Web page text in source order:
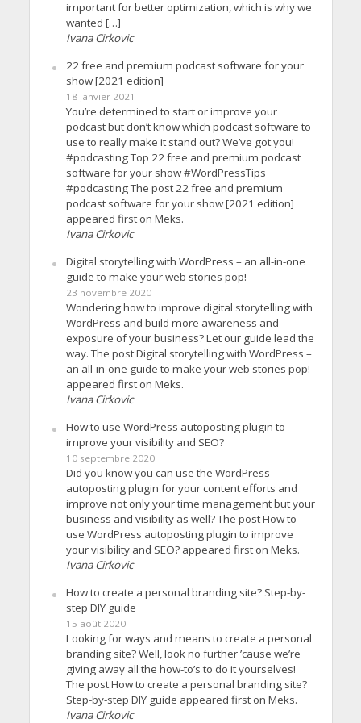
important for better optimization, which is why we
wanted […]
Ivana Cirkovic
22 free and premium podcast software for your
show [2021 edition]
18 janvier 2021
You’re determined to start or improve your
podcast but don’t know which podcast software to
use to really make it stand out? We’ve got you!
#podcasting Top 22 free and premium podcast
software for your show #WordPressTips
#podcasting The post 22 free and premium
podcast software for your show [2021 edition]
appeared first on Meks.
Ivana Cirkovic
Digital storytelling with WordPress – an all-in-one
guide to make your web stories pop!
23 novembre 2020
Wondering how to improve digital storytelling with
WordPress and build more awareness and
exposure of your business? Let our guide lead the
way. The post Digital storytelling with WordPress –
an all-in-one guide to make your web stories pop!
appeared first on Meks.
Ivana Cirkovic
How to use WordPress autoposting plugin to
improve your visibility and SEO?
10 septembre 2020
Did you know you can use the WordPress
autoposting plugin for your content efforts and
improve not only your time management but your
business and visibility as well? The post How to
use WordPress autoposting plugin to improve
your visibility and SEO? appeared first on Meks.
Ivana Cirkovic
How to create a personal branding site? Step-by-
step DIY guide
15 août 2020
Looking for ways and means to create a personal
branding site? Well, look no further ’cause we’re
giving away all the how-to’s to do it yourselves!
The post How to create a personal branding site?
Step-by-step DIY guide appeared first on Meks.
Ivana Cirkovic